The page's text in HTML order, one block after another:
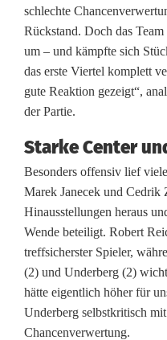
V
W
e
i
d
e
n
d
r
e
h
schlechte
Rückstand. Doch das
um – und kämpfte sich
das erste Viertel komplett
gute Reaktion gezeigt“,
der Partie.
Starke Center
Besonders offensiv lief
Marek Janecek und Cedrik
Hinausstellungen heraus
Wende beteiligt. Robert
treffsicherster Spieler,
(2) und Underberg (2)
hätte eigentlich höher für
Underberg selbstkritisch
Chancenverwertung.